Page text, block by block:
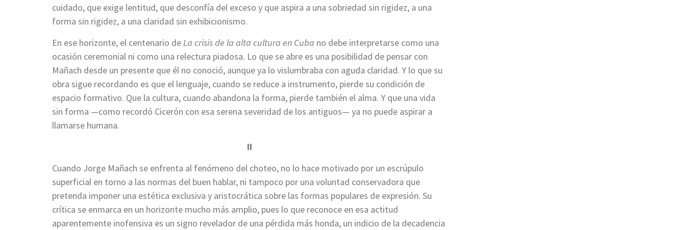
cuidado, que exige lentitud, que desconfía del exceso y que aspira a una sobriedad sin rigidez, a una
forma sin rigidez, a una claridad sin exhibicionismo.
En ese horizonte, el centenario deLa crisis de la alta cultura en Cuba no debe interpretarse como una
ocasión ceremonial ni como una relectura piadosa. Lo que se abre es una posibilidad de pensar con
Mañach desde un presente que él no conoció, aunque ya lo vislumbraba con aguda claridad. Y lo que su
obra sigue recordando es que el lenguaje, cuando se reduce a instrumento, pierde su condición de
espacio formativo. Que la cultura, cuando abandona la forma, pierde también el alma. Y que una vida
sin forma —como recordó Cicerón con esa serena severidad de los antiguos— ya no puede aspirar a
llamarse humana.
II
Cuando Jorge Mañach se enfrenta al fenómeno del choteo, no lo hace motivado por un escrúpulo
superficial en torno a las normas del buen hablar, ni tampoco por una voluntad conservadora que
pretenda imponer una estética exclusiva y aristocrática sobre las formas populares de expresión. Su
crítica se enmarca en un horizonte mucho más amplio, pues lo que reconoce en esa actitud
aparentemente inofensiva es un signo revelador de una pérdida más honda, un indicio de la decadencia